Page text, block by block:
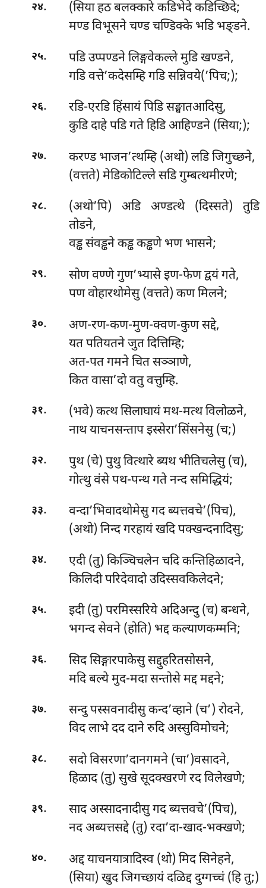
२४.
(सिया हठ बलक्कारे कडिभेदे कडिच्छिदे;
मण्ड विभूसने चण्ड चण्डिक्के भडि भङ्डने.
२५.
पडि उप्पण्डने लिङ्गवेकल्ले मुडि खण्डने,
गडि वत्ते’कदेसम्हि गडि सन्निवये(’पिच;);
२६.
रडि-एरडि हिंसायं पिडि सङ्घातआदिसु,
कुडि दाहे पडि गते हिडि आहिण्डने (सिया;);
२७.
करण्ड भाजन’त्थम्हि (अथो) लडि जिगुच्छने,
(वत्तते) मेडिकोटिल्ले सडि गुम्बत्थमीरणे;
२८.
(अथो’पि) अडि अण्डत्थे (दिस्सते) तुडि
तोडने,
वड्ढ संवड्ढने कड्ढ कड्ढणे भण भासने;
२९.
सोण वण्णे गुण’भ्यासे इण-फेण द्वयं गते,
पण वोहारथोमेसु (वत्तते) कण मिलने;
३०.
अण-रण-कण-मुण-क्वण-कुण सद्दे,
यत पतियतने जुत दित्तिम्हि;
अत-पत गमने चित सञ्ञाणे,
कित वासा’दो वतु वत्तुम्हि.
३१.
(भवे) कत्थ सिलाघायं मथ-मत्थ विलोळने,
नाथ याचनसन्ताप इस्सेरा’सिंसनेसु (च;)
३२.
पुथ (चे) पुथु वित्थारे ब्यथ भीतिचलेसु (च),
गोत्थु वंसे पथ-पन्थ गते नन्द समिद्धियं;
३३.
वन्दा’भिवादथोमेसु गद ब्यत्तवचे’(पिच),
(अथो) निन्द गरहायं खदि पक्खन्दनादिसु;
३४.
एदी (तु) किञ्चिचलेन चदि कन्तिहिळादने,
किलिदी परिदेवादो उदिस्सवकिलेदने;
३५.
इदी (तु) परमिस्सरिये अदिअन्दु (च) बन्धने,
भगन्द सेवने (होति) भद्द कल्याणकम्मनि;
३६.
सिद सिङ्गारपाकेसु सद्दुहरितसोसने,
मदि बल्ये मुद-मदा सन्तोसे मद्द मद्दने;
३७.
सन्दु पस्सवनादीसु कन्द’व्हाने (च’) रोदने,
विद लाभे दद दाने रुदि अस्सुविमोचने;
३८.
सदो विसरणा’दानगमने (चा’)वसादने,
हिळाद (तु) सुखे सूदक्खरणे रद विलेखणे;
३९.
साद अस्सादनादीसु गद ब्यत्तवचे’(पिच),
नद अब्यत्तसद्दे (तु) रदा’दा-खाद-भक्खणे;
४०.
अद्द याचनयात्रादिस्व (थो) मिद सिनेहने,
(सिया) खुद जिगच्छायं दळिद्द दुग्गच्चं (हि तु;)